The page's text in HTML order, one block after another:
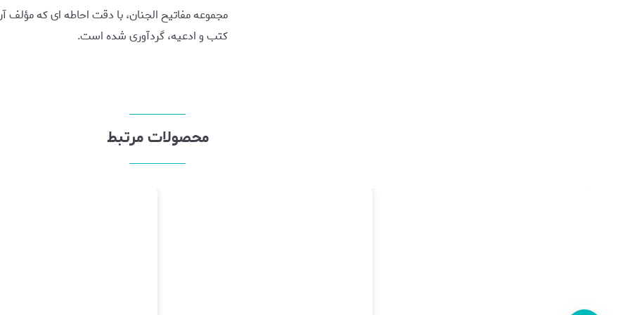
مجموعه مفاتیح الجنان، با دقت احاطه ای که مؤلف
کتب و ادعیه، گردآوری شده است.
محصولات مرتبط